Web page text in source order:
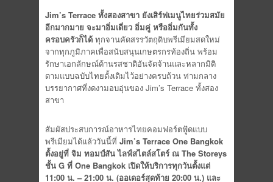
Jim’s Terrace ทั้งสองสาขา ยังเสิร์ฟเมนูไทยร่วมสมัย
อีกมากมาย จะมาอิ่มเดี่ยว อิ่มคู่ หรืออิ่มกันทั้ง
ครอบครัวก็ได้ ทุกจานคัดสรรวัตถุดิบพรีเมียมสดใหม่
จากทุกภูมิภาคเพื่อสนับสนุนเกษตรกรท้องถิ่น พร้อม
รักษาเอกลักษณ์ด้านรสชาติอันจัดจ้านและหลากมิติ
ตามแบบฉบับไทยดั้งเดิมไว้อย่างครบถ้วน ท่ามกลาง
บรรยากาศที่งดงามอบอุ่นของ Jim’s Terrace ทั้งสอง
สาขา
สัมผัสประสบการณ์อาหารไทยคอมฟอร์ตฟู้ดแบบ
พรีเมียมได้แล้ววันนี้ที่ Jim’s Terrace One Bangkok
ตั้งอยู่ที่ จิม ทอมป์สัน ไลฟ์สไตล์สโตร์ ณ The Storeys
ชั้น G ที่ One Bangkok เปิดให้บริการทุกวันตั้งแต่
11:00 น. – 21:00 น. (ออเดอร์สุดท้าย 20:00 น.) และ